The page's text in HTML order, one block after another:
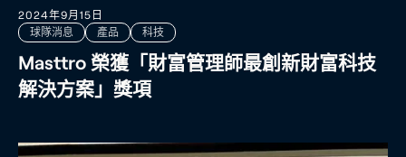
2024年9月15日
球隊消息
產品 科技
Masttro 榮獲「財富管理師最創新財富科技
解決方案」獎項